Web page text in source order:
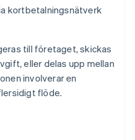
kortbetalningsnätverk
till företaget, skickas
eller delas upp mellan
involverar en
flöde.